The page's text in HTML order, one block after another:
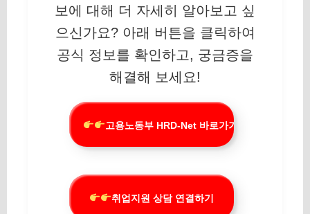
보에 대해 더 자세히 알아보고 싶
으신가요? 아래 버튼을 클릭하여
공식 정보를 확인하고, 궁금증을
해결해 보세요!
고용노동부 HRD-Net 바로가기
취업지원 상담 연결하기